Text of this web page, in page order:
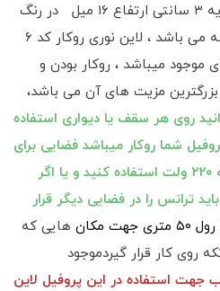
قاب چراغ لاینی کد ۶ روکار رویه ۳ سانتی ارتفاع ۱۶ میل در رنگ
های، سفید و مشکی قابل عرضه می باشد ، لاین نوری روکار کد ۶
موجود میباشد ، روکار بودن و
مزیت های آن می باشد،
روی هر سقف یا دیواری استفاده
شما رو‌کار میباشد فضایی برای
ترانس ندارید که باید از ریسه ۲۲۰ ولت استفاده کنید و یا اگر
ترانس را در فضایی دیگر قرار
مکان
هایی که
روی کار قرار گیردموجود
جهت استفاده در این پروفیل لاین